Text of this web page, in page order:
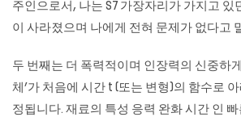
주인으로서, 나는 S7 가장자리가 가지고 있
이 사라졌으며 나에게 전혀 문제가 없다고
두 번째는 더 폭력적이며 인장력의 신중하
체’가 처음에 시간 t (또는 변형)의 함수로
정됩니다. 재료의 특성 응력 완화 시간 인